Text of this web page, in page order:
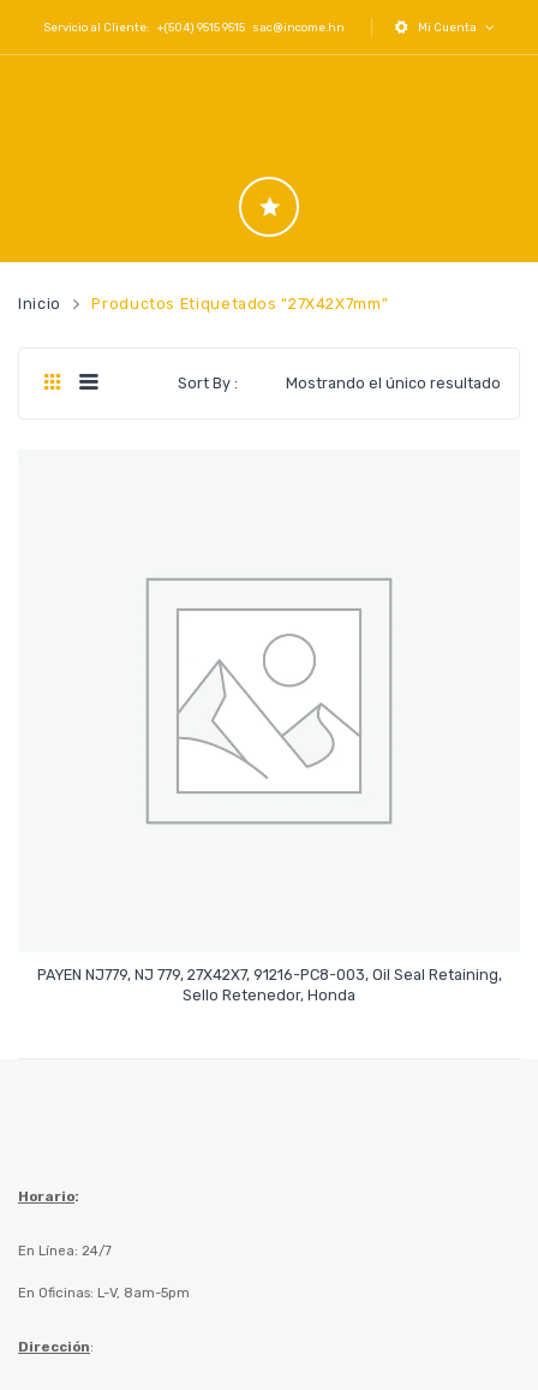
Servicio al Cliente: +(504) 9515 9515 sac@income.hn Mi Cuenta
Inicio Productos Etiquetados “27X42X7mm”
Mostrando el único resultado
Sort By :
PAYEN NJ779, NJ 779, 27X42X7, 91216-PC8-003, Oil Seal Retaining,
Sello Retenedor, Honda
Leer Más
Horario:
En Línea: 24/7
En Oficinas: L-V, 8am-5pm
Dirección: